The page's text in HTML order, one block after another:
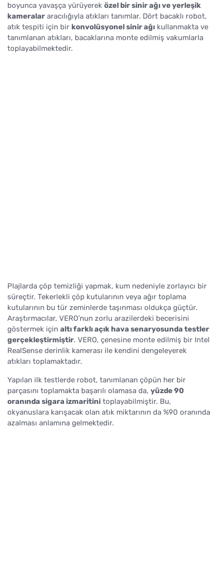
boyunca yavaşça yürüyerek özel bir sinir ağı ve yerleşik
kameralar aracılığıyla atıkları tanımlar. Dört bacaklı robot,
atık tespiti için bir konvolüsyonel sinir ağı kullanmakta ve
tanımlanan atıkları, bacaklarına monte edilmiş vakumlarla
toplayabilmektedir.
Plajlarda çöp temizliği yapmak, kum nedeniyle zorlayıcı bir
süreçtir. Tekerlekli çöp kutularının veya ağır toplama
kutularının bu tür zeminlerde taşınması oldukça güçtür.
Araştırmacılar, VERO’nun zorlu arazilerdeki becerisini
göstermek için altı farklı açık hava senaryosunda testler
gerçekleştirmiştir. VERO, çenesine monte edilmiş bir Intel
RealSense derinlik kamerası ile kendini dengeleyerek
atıkları toplamaktadır.
Yapılan ilk testlerde robot, tanımlanan çöpün her bir
parçasını toplamakta başarılı olamasa da, yüzde 90
oranında sigara izmaritini toplayabilmiştir. Bu,
okyanuslara karışacak olan atık miktarının da %90 oranında
azalması anlamına gelmektedir.